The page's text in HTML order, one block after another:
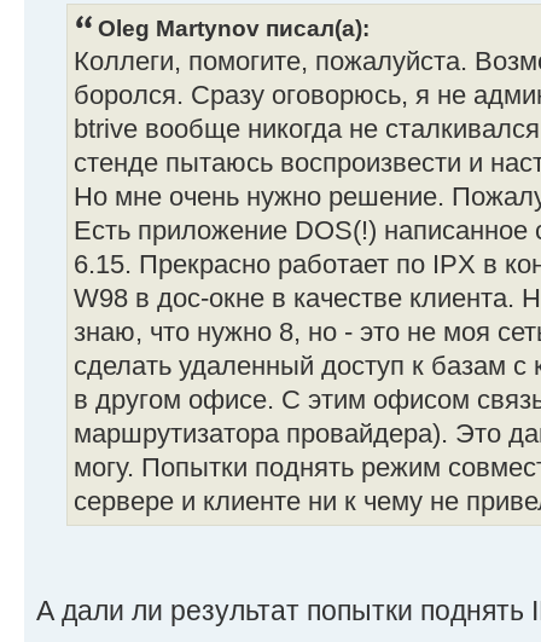
Oleg Martynov писал(а):
Коллеги, помогите, пожалуйста.
боролся. Сразу оговорюсь, я не
btrive вообще никогда не
стенде пытаюсь воспроизвести и
Но мне очень нужно решение.
Есть приложение DOS(!) написанное
6.15. Прекрасно работает по IPX в
W98 в дос-окне в качестве клиента.
знаю, что нужно 8, но - это не моя
сделать удаленный доступ к базам
в другом офисе. С этим офисом
маршрутизатора провайдера). Это
могу. Попытки поднять режим
сервере и клиенте ни к чему не
А дали ли результат попытки поднять